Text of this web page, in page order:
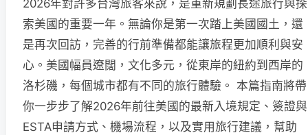
2026年對許多台灣旅客來說，是重新規劃長途旅行與探
索美國的重要一年。無論你是第一次踏上美國國土，還
是再次回訪，完善的行前準備都能讓旅程更加順利與安
心。美國幅員遼闊，文化多元，從東岸的紐約到西岸的
洛杉磯，每個城市都有不同的旅行體驗。 本篇指南將帶
你一步步了解2026年前往美國的最新入境規定、簽證與
ESTA申請方式、機場流程，以及實用旅行建議，幫助